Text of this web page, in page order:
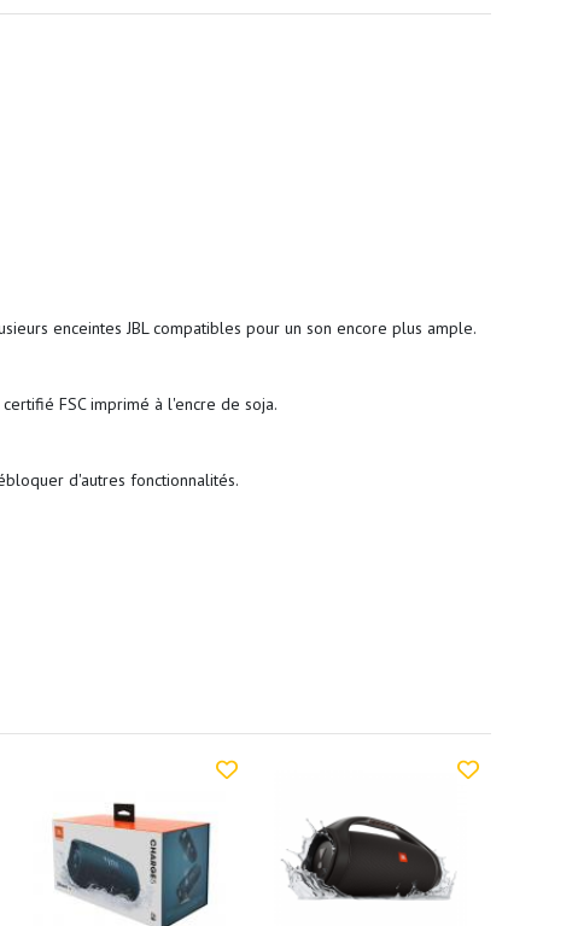
enceintes JBL compatibles pour un son encore plus ample.
FSC imprimé à l'encre de soja.
d'autres fonctionnalités.